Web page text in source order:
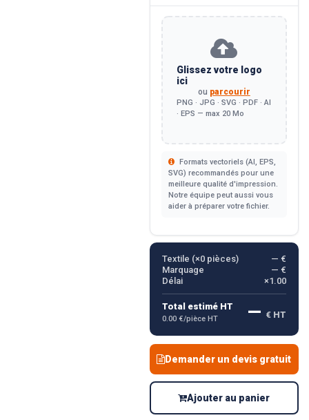
Glissez votre logo
ici
ou parcourir
PNG · JPG · SVG · PDF · AI
· EPS — max 20 Mo
Formats vectoriels (AI, EPS,
SVG) recommandés pour une
meilleure qualité d'impression.
Notre équipe peut aussi vous
aider à préparer votre fichier.
Textile (×0pièces)
— €
Marquage
— €
Délai
×1.00
Total estimé HT
0.00 €/pièce HT — € HT
Demander un devis gratuit
Ajouter au panier